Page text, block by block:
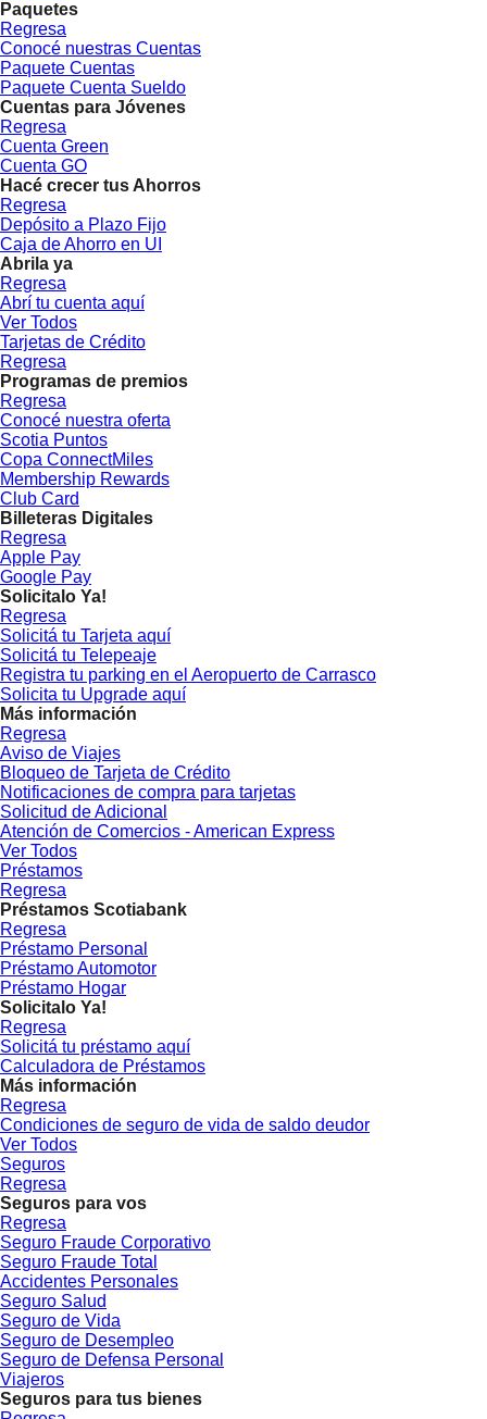
Paquetes
Regresa
Conocé nuestras Cuentas
Paquete Cuentas
Paquete Cuenta Sueldo
Cuentas para Jóvenes
Regresa
Cuenta Green
Cuenta GO
Hacé crecer tus Ahorros
Regresa
Depósito a Plazo Fijo
Caja de Ahorro en UI
Abrila ya
Regresa
Abrí tu cuenta aquí
Ver Todos
Tarjetas de Crédito
Regresa
Programas de premios
Regresa
Conocé nuestra oferta
Scotia Puntos
Copa ConnectMiles
Membership Rewards
Club Card
Billeteras Digitales
Regresa
Apple Pay
Google Pay
Solicitalo Ya!
Regresa
Solicitá tu Tarjeta aquí
Solicitá tu Telepeaje
Registra tu parking en el Aeropuerto de Carrasco
Solicita tu Upgrade aquí
Más información
Regresa
Aviso de Viajes
Bloqueo de Tarjeta de Crédito
Notificaciones de compra para tarjetas
Solicitud de Adicional
Atención de Comercios - American Express
Ver Todos
Préstamos
Regresa
Préstamos Scotiabank
Regresa
Préstamo Personal
Préstamo Automotor
Préstamo Hogar
Solicitalo Ya!
Regresa
Solicitá tu préstamo aquí
Calculadora de Préstamos
Más información
Regresa
Condiciones de seguro de vida de saldo deudor
Ver Todos
Seguros
Regresa
Seguros para vos
Regresa
Seguro Fraude Corporativo
Seguro Fraude Total
Accidentes Personales
Seguro Salud
Seguro de Vida
Seguro de Desempleo
Seguro de Defensa Personal
Viajeros
Seguros para tus bienes